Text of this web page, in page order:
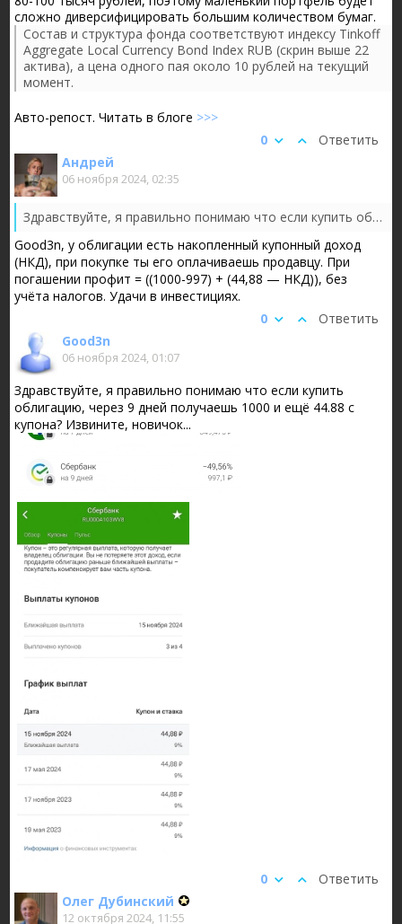
сложно диверсифицировать большим количеством бумаг.
Состав и структура фонда соответствуют индексу Tinkoff
Aggregate Local Currency Bond Index RUB (скрин выше 22
актива), а цена одного пая около 10 рублей на текущий
момент.
Авто-репост. Читать в блоге >>>
Ответить
0
Андрей
06 ноября 2024, 02:35
Здравствуйте, я правильно понимаю что если купить облигацию, через 9 дней получаешь 1000 и ещё 44.88 с купона? Извините, новичок...
Good3n, у облигации есть накопленный купонный доход
(НКД), при покупке ты его оплачиваешь продавцу. При
погашении профит = ((1000-997) + (44,88 — НКД)), без
учёта налогов. Удачи в инвестициях.
Ответить
0
Good3n
06 ноября 2024, 01:07
Здравствуйте, я правильно понимаю что если купить
облигацию, через 9 дней получаешь 1000 и ещё 44.88 с
купона? Извините, новичок...
Ответить
0
Олег Дубинский
12 октября 2024, 11:55